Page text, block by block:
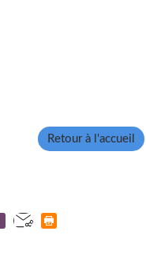
Retour à l'accueil